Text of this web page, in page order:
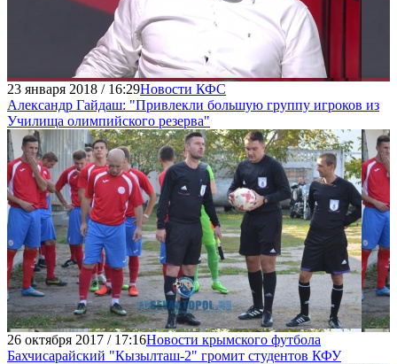
23 января 2018 / 16:29Новости КФС
Александр Гайдаш: "Привлекли большую группу игроков из
Училища олимпийского резерва"
26 октября 2017 / 17:16Новости крымского футбола
Бахчисарайский "Кызылташ-2" громит студентов КФУ